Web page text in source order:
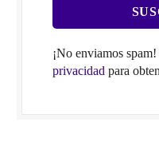
¡No enviamos
privacidad para